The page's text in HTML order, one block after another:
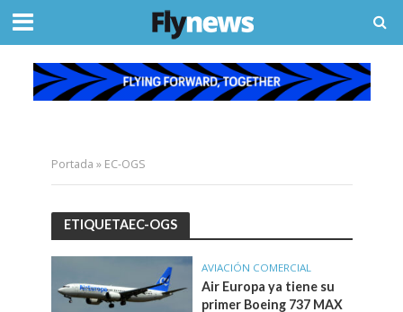
Portada » EC-OGS
ETIQUETAEC-OGS
AVIACIÓN COMERCIAL
Air Europa ya tiene su
primer Boeing 737 MAX